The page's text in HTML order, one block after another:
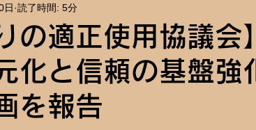
情報 イベント告知
の適正使用協議会
化と信頼の基盤強
を報告
日 読了時間: 5分